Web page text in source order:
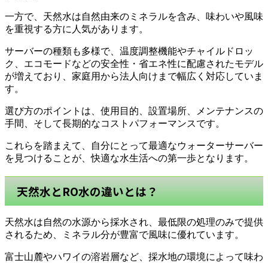
一方で、天然水は自然由来のミネラルを含み、味わいや風味
を重視する方に人気があります。
サーバーの種類も多様で、温度調整機能やチャイルドロッ
ク、エコモードなどの安全性・省エネ性に配慮されたモデル
が増えており、家庭用から法人向けまで幅広く対応していま
す。
選び方のポイントは、使用目的、設置場所、メンテナンスの
手間、そして長期的なコストパフォーマンスです。
これらを踏まえて、自分にとって最適なウォーターサーバー
を見つけることが、快適な水生活への第一歩となります。
天然水とRO水の違いとは？
天然水は自然の水源から採水され、最低限の処理のみで提供
されるため、ミネラル分が豊富で風味に優れています。
富士山麓やハワイの溶岩層など、採水地の環境によって味わ